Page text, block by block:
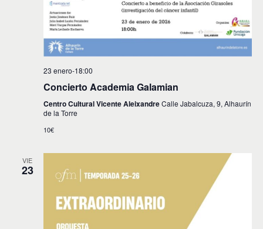
23 enero-18:00
Concierto Academia Galamian
Centro Cultural Vicente AleixandreCalle Jabalcuza, 9, Alhaurín
de la Torre
10€
VIE
23